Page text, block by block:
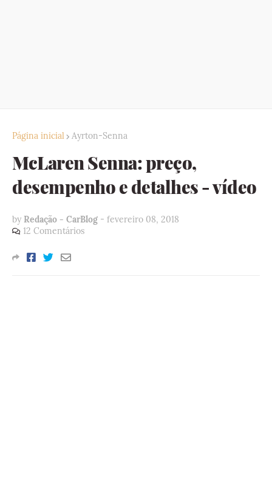
Página inicial Ayrton-Senna
McLaren Senna: preço,
desempenho e detalhes - vídeo
by Redação - CarBlog - fevereiro 08, 2018
12 Comentários